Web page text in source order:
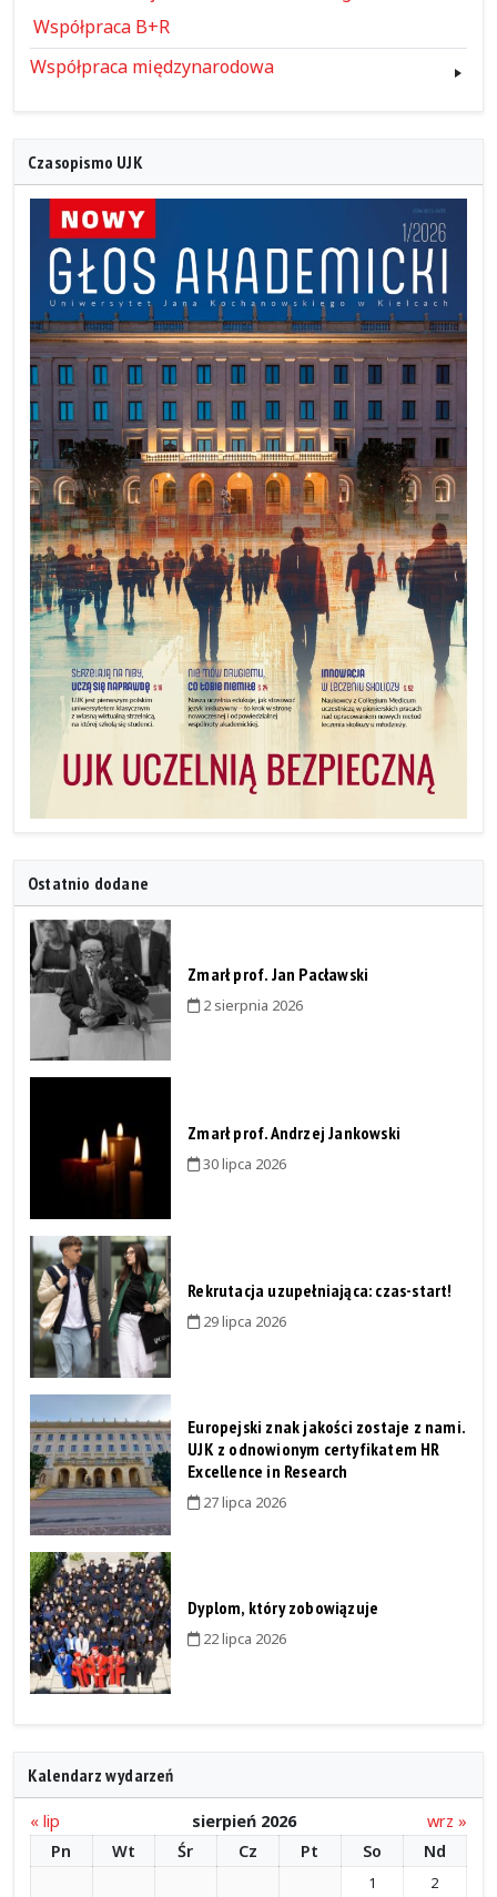
Współpraca B+R
Współpraca międzynarodowa
Czasopismo UJK
Ostatnio dodane
Zmarł prof. Jan Pacławski
2 sierpnia 2026
Zmarł prof. Andrzej Jankowski
30 lipca 2026
Rekrutacja uzupełniająca: czas-start!
29 lipca 2026
Europejski znak jakości zostaje z nami.
UJK z odnowionym certyfikatem HR
Excellence in Research
27 lipca 2026
Dyplom, który zobowiązuje
22 lipca 2026
Kalendarz wydarzeń
« lip sierpień 2026
wrz »
Pn
Wt Śr Cz Pt So Nd
1
2